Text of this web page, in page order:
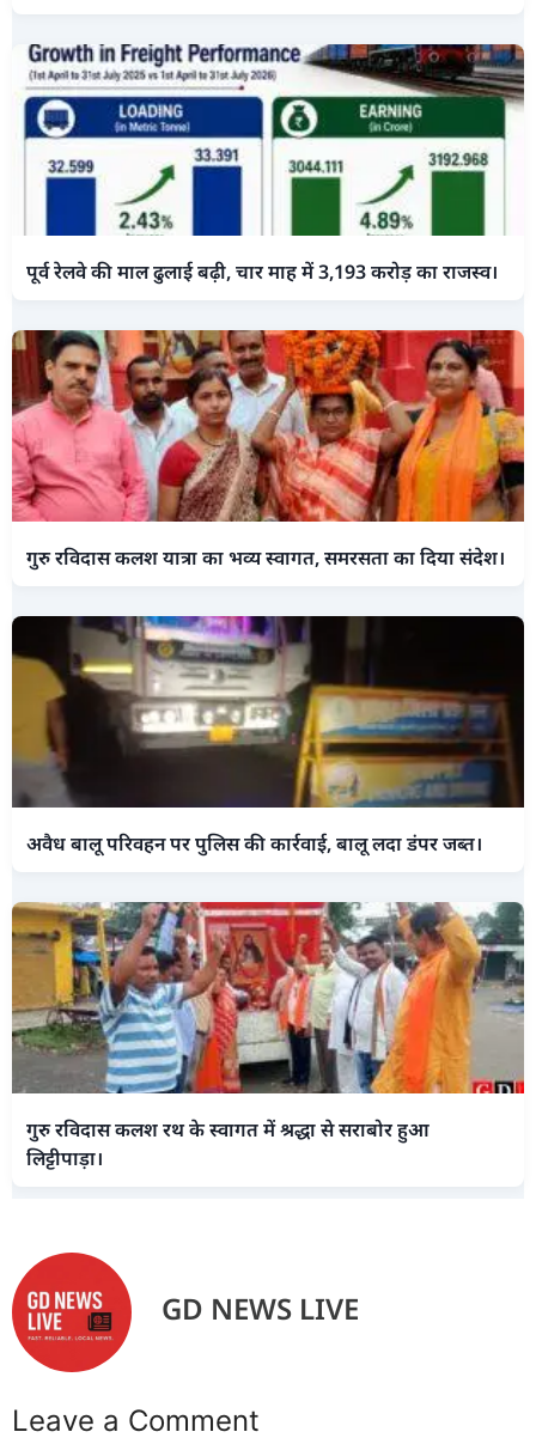
पूर्व रेलवे की माल ढुलाई बढ़ी, चार माह में 3,193 करोड़ का राजस्व।
गुरु रविदास कलश यात्रा का भव्य स्वागत, समरसता का दिया संदेश।
अवैध बालू परिवहन पर पुलिस की कार्रवाई, बालू लदा डंपर जब्त।
गुरु रविदास कलश रथ के स्वागत में श्रद्धा से सराबोर हुआ
लिट्टीपाड़ा।
GD NEWS LIVE
Leave a Comment